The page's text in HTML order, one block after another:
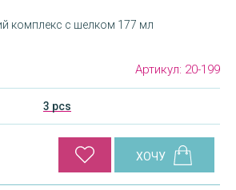
комплекс с шелком 177 мл
Артикул: 20-199
3 pcs